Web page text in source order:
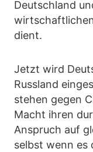
Deutschland
dient.
Jetzt wird
Russland
stehen gegen
Macht ihren
Anspruch auf
selbst wenn es